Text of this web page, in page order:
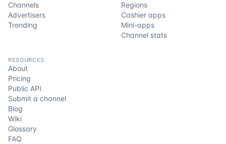
Channels
Advertisers
Trending
Regions
Cashier apps
Mini-apps
Channel stats
RESOURCES
About
Pricing
Public API
Submit a channel
Blog
Wiki
Glossary
FAQ